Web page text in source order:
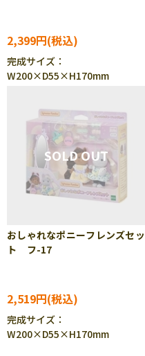
2,399円
完成サイズ：
W200×D55×H170mm
おしゃれなポニーフレンズセッ
ト フ-17
2,519円
完成サイズ：
W200×D55×H170mm